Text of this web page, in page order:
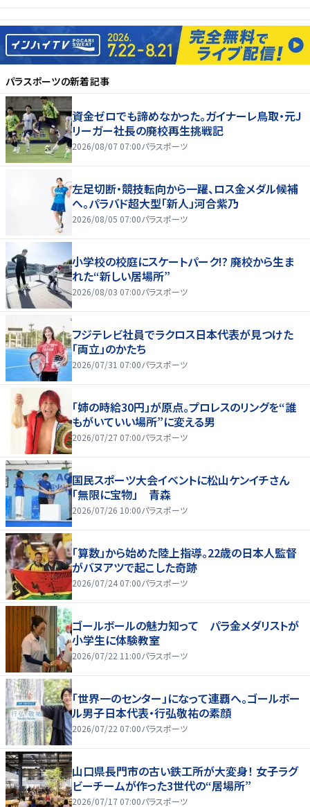
パラスポーツの新着記事
資金ゼロでも諦めなかった。ガイナーレ鳥取・元J
リーガー社長の廃校再生挑戦記
2026/08/07 07:00パラスポーツ
左足切断・競技転向から一躍、ロス金メダル候補
へ。パラバド超大型「新人」河合紫乃
2026/08/05 07:00パラスポーツ
小学校の校庭にスケートパーク!? 廃校から生ま
れた“新しい居場所”
2026/08/03 07:00パラスポーツ
フジテレビ社員でラクロス日本代表が見つけた
「両立」のかたち
2026/07/31 07:00パラスポーツ
「姉の時給30円」が原点。プロレスのリングを“誰
もがいていい場所”に変える男
2026/07/27 07:00パラスポーツ
国民スポーツ大会イベントに松山ケンイチさん
「無限に宝物」 青森
2026/07/26 10:00パラスポーツ
「算数」から始めた陸上指導。22歳の日本人監督
がバヌアツで起こした奇跡
2026/07/24 07:00パラスポーツ
ゴールボールの魅力知って パラ金メダリストが
小学生に体験教室
2026/07/22 11:00パラスポーツ
「世界一のセンター」になって連覇へ。ゴールボー
ル男子日本代表・行弘敬祐の素顔
2026/07/22 07:00パラスポーツ
山口県長門市の古い鉄工所が大変身！ 女子ラグ
ビーチームが作った3世代の“居場所”
2026/07/17 07:00パラスポーツ